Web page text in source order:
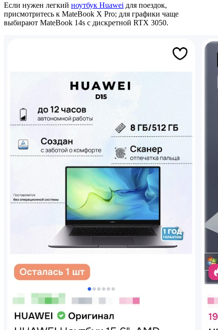
Если нужен легкий ноутбук Huawei для поездок,
присмотритесь к MateBook X Pro; для графики чаще
выбирают MateBook 14s с дискретной RTX 3050.